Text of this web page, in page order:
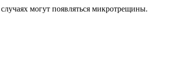
могут появляться микротрещины.